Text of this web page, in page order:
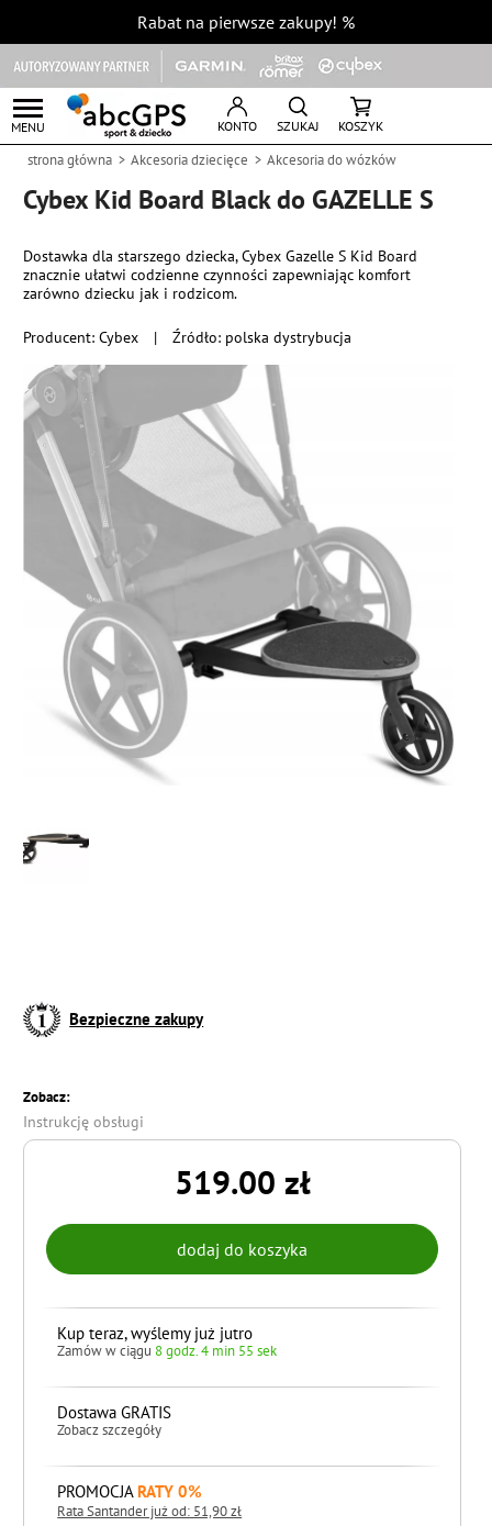
Rabat na pierwsze zakupy! %
MENU KONTO SZUKAJ KOSZYK
strona główna Akcesoria dziecięce Akcesoria do wózków
Cybex Kid Board Black do GAZELLE S
Producent:Cybex | Źródło: polska dystrybucja
Dostawka dla starszego dziecka, Cybex Gazelle S Kid Board
znacznie ułatwi codzienne czynności zapewniając komfort
zarówno dziecku jak i rodzicom.
Bezpieczne zakupy
Zobacz:
Instrukcję obsługi
519.00 zł
Kup teraz, wyślemy już jutro
Zamów w ciągu 8 godz. 4 min 54 sek
Dostawa GRATIS
Zobacz szczegóły
PROMOCJA RATY 0%
Rata Santander już od: 51,90 zł